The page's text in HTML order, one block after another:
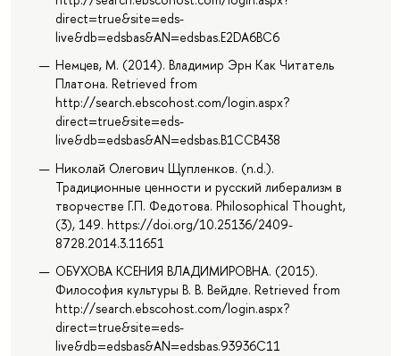
direct=true&site=eds-
live&db=edsbas&AN=edsbas.E2DA6BC6
Немцев, М. (2014). Владимир Эрн Как Читатель
Платона. Retrieved from
http://search.ebscohost.com/login.aspx?
direct=true&site=eds-
live&db=edsbas&AN=edsbas.B1CCB438
Николай Олегович Щупленков. (n.d.).
Традиционные ценности и русский либерализм в
творчестве Г.П. Федотова. Philosophical Thought,
(3), 149. https://doi.org/10.25136/2409-
8728.2014.3.11651
ОБУХОВА КСЕНИЯ ВЛАДИМИРОВНА. (2015).
Философия культуры В. В. Вейдле. Retrieved from
http://search.ebscohost.com/login.aspx?
direct=true&site=eds-
live&db=edsbas&AN=edsbas.93936C11